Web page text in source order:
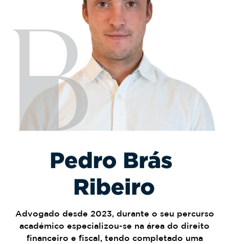
Advogado desde 2023, durante o seu percurso
académico especializou-se na área do direito
financeiro e fiscal, tendo completado uma